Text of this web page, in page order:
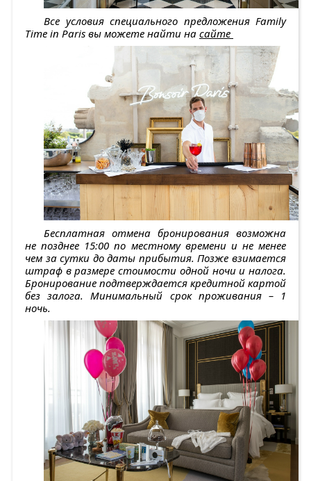
Все условия специального предложения Family
Time in Paris вы можете найти на сайте
Бесплатная отмена бронирования возможна
не позднее 15:00 по местному времени и не менее
чем за сутки до даты прибытия. Позже взимается
штраф в размере стоимости одной ночи и налога.
Бронирование подтверждается кредитной картой
без залога. Минимальный срок проживания – 1
ночь.